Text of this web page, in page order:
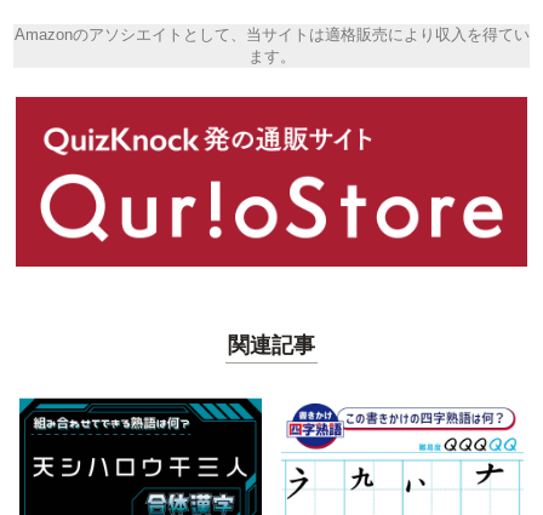
Amazonのアソシエイトとして、当サイトは適格販売により収入を得てい
ます。
関連記事